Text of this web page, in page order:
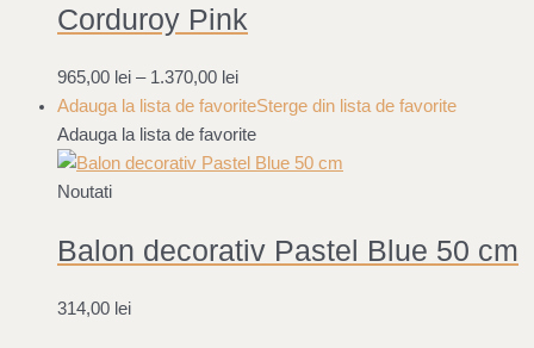
Corduroy Pink
965,00 lei – 1.370,00 lei
Adauga la lista de favoriteSterge din lista de favorite
Adauga la lista de favorite
Noutati
Balon decorativ Pastel Blue 50 cm
314,00 lei